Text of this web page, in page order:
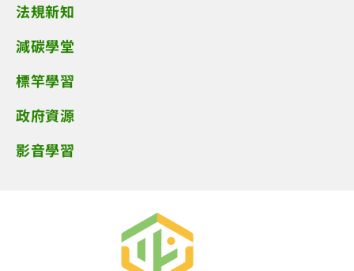
法規新知
減碳學堂
標竿學習
政府資源
影音學習